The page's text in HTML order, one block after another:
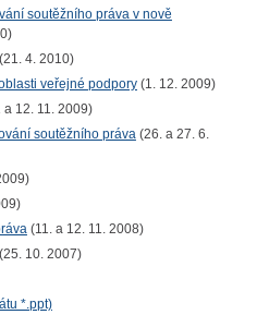
soutěžního práva v nově
(21. 4. 2010)
veřejné podpory(1. 12. 2009)
a 12. 11. 2009)
soutěžního práva(26. a 27. 6.
(11. a 12. 11. 2008)
(25. 10. 2007)
*.ppt)